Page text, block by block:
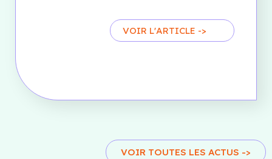
VOIR L'ARTICLE ->
VOIR TOUTES LES ACTUS ->